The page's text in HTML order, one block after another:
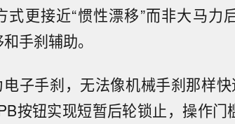
更接近“惯性漂移”而非大马力
手刹辅助。
子手刹，无法像机械手刹那样
按钮实现短暂后轮锁止，操作门